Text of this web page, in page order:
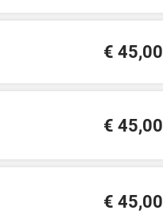
€ 45,00
€ 45,00
€ 45,00